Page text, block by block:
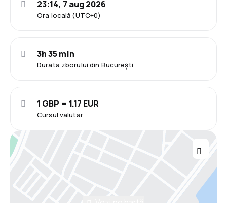
Ora locală (UTC+0)
23:14, 7 aug 2026
Durata zborului din București
3h 35 min
Cursul valutar
1 GBP = 1.17 EUR